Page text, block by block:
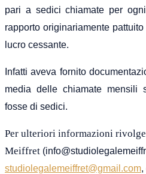
pari a sedici chiamate per
rapporto originariamente
lucro cessante.
Infatti aveva fornito
media delle chiamate mensili
fosse di sedici.
Per ulteriori informazioni
Meiffret
studiolegalemeiffret@gmail.com,